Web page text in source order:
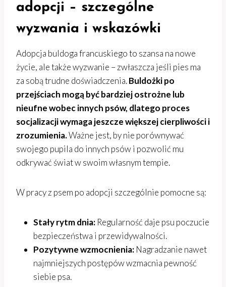
adopcji – szczególne
wyzwania i wskazówki
Adopcja buldoga francuskiego to szansa na nowe
życie, ale także wyzwanie – zwłaszcza jeśli pies ma
za sobą trudne doświadczenia.Buldożki po
przejściach mogą być bardziej ostrożne lub
nieufne wobec innych psów, dlatego proces
socjalizacji wymaga jeszcze większej cierpliwości i
zrozumienia.Ważne jest, by nie porównywać
swojego pupila do innych psów i pozwolić mu
odkrywać świat w swoim własnym tempie.
W pracy z psem po adopcji szczególnie pomocne są:
Stały rytm dnia: Regularność daje psu poczucie
bezpieczeństwa i przewidywalności.
Pozytywne wzmocnienia: Nagradzanie nawet
najmniejszych postępów wzmacnia pewność
siebie psa.